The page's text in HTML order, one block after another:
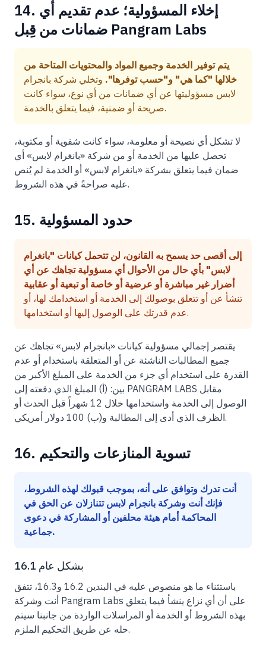
14. إخلاء المسؤولية؛ عدم تقديم أي
ضمانات من قِبل Pangram Labs
يتم توفير الخدمة وجميع المواد والمحتويات المتاحة من
خلالها "كما هي" و"حسب توفرها". وتخلي شركة بانجرام
لابس مسؤوليتها عن أي ضمانات من أي نوع، سواء كانت
صريحة أو ضمنية، فيما يتعلق بالخدمة.
لا تشكل أي نصيحة أو معلومة، سواء كانت شفوية أو مكتوبة،
تحصل عليها من الخدمة أو من شركة «بانغرام لابس» أي
ضمان فيما يتعلق بشركة «بانغرام لابس» أو الخدمة لم يُنص
عليه صراحةً في هذه الشروط.
15. حدود المسؤولية
إلى أقصى حد يسمح به القانون، لن تتحمل كيانات "بانغرام
لابس" بأي حال من الأحوال أي مسؤولية تجاهك عن أي
أضرار غير مباشرة أو عرضية أو خاصة أو تبعية أو عقابية
تنشأ عن أو تتعلق بوصولك إلى الخدمة أو استخدامك لها، أو
عدم قدرتك على الوصول إليها أو استخدامها.
يقتصر إجمالي مسؤولية كيانات «بانجرام لابس» تجاهك عن
جميع المطالبات الناشئة عن أو المتعلقة باستخدام أو عدم
القدرة على استخدام أي جزء من الخدمة على المبلغ الأكبر من
بين: (أ) المبلغ الذي دفعته إلى PANGRAM LABS مقابل
الوصول إلى الخدمة واستخدامها خلال 12 شهراً قبل الحدث أو
الظرف الذي أدى إلى المطالبة و(ب) 100 دولار أمريكي.
16. تسوية المنازعات والتحكيم
أنت تدرك وتوافق على أنه، بموجب قبولك لهذه الشروط،
فإنك أنت وشركة بانجرام لابس تتنازلان عن الحق في
المحاكمة أمام هيئة محلفين أو المشاركة في دعوى
جماعية.
16.1 بشكل عام
باستثناء ما هو منصوص عليه في البندين 16.2 و16.3، تتفق
أنت وشركة Pangram Labs على أن أي نزاع ينشأ فيما يتعلق
بهذه الشروط أو الخدمة أو المراسلات الواردة من جانبنا سيتم
حله عن طريق التحكيم الملزم.